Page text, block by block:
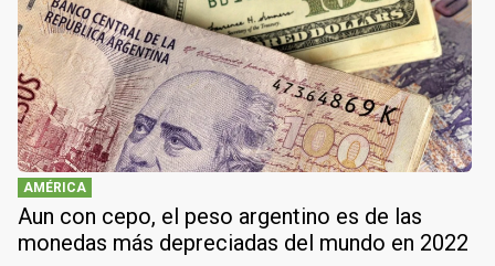
AMÉRICA
Aun con cepo, el peso argentino es de las
monedas más depreciadas del mundo en 2022